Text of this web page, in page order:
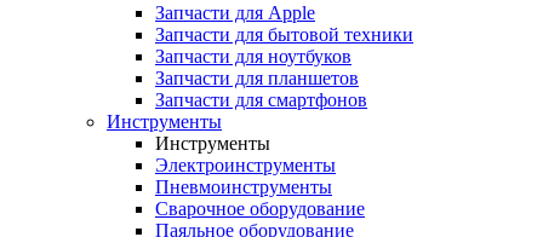
Запчасти для Apple
Запчасти для бытовой техники
Запчасти для ноутбуков
Запчасти для планшетов
Запчасти для смартфонов
Инструменты
Инструменты
Электроинструменты
Пневмоинструменты
Сварочное оборудование
Паяльное оборудование